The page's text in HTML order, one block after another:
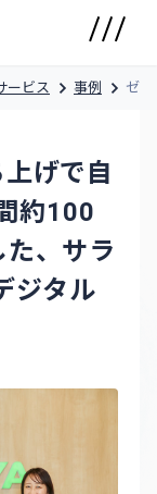
ービス 事例 ゼ
げで自
約100
、サラ
ジタル